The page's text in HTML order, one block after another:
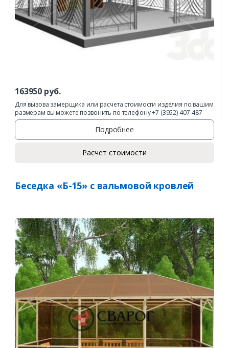
163950 руб.
Для вызова замерщика или расчета стоимости изделия по вашим
размерам вы можете позвонить по телефону +7 (3952) 407-487
Подробнее
Расчет стоимости
Беседка «Б-15» с вальмовой кровлей